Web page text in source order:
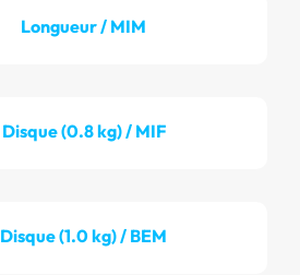
Longueur / MIM
Disque (0.8 kg) / MIF
Disque (1.0 kg) / BEM